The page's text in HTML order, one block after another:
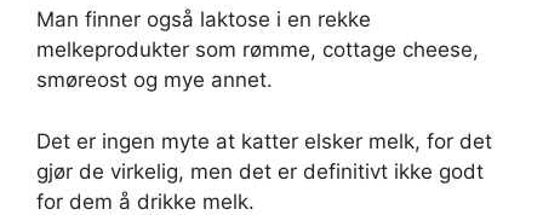
Man finner også laktose i en rekke
melkeprodukter som rømme, cottage cheese,
smøreost og mye annet.
Det er ingen myte at katter elsker melk, for det
gjør de virkelig, men det er definitivt ikke godt
for dem å drikke melk.